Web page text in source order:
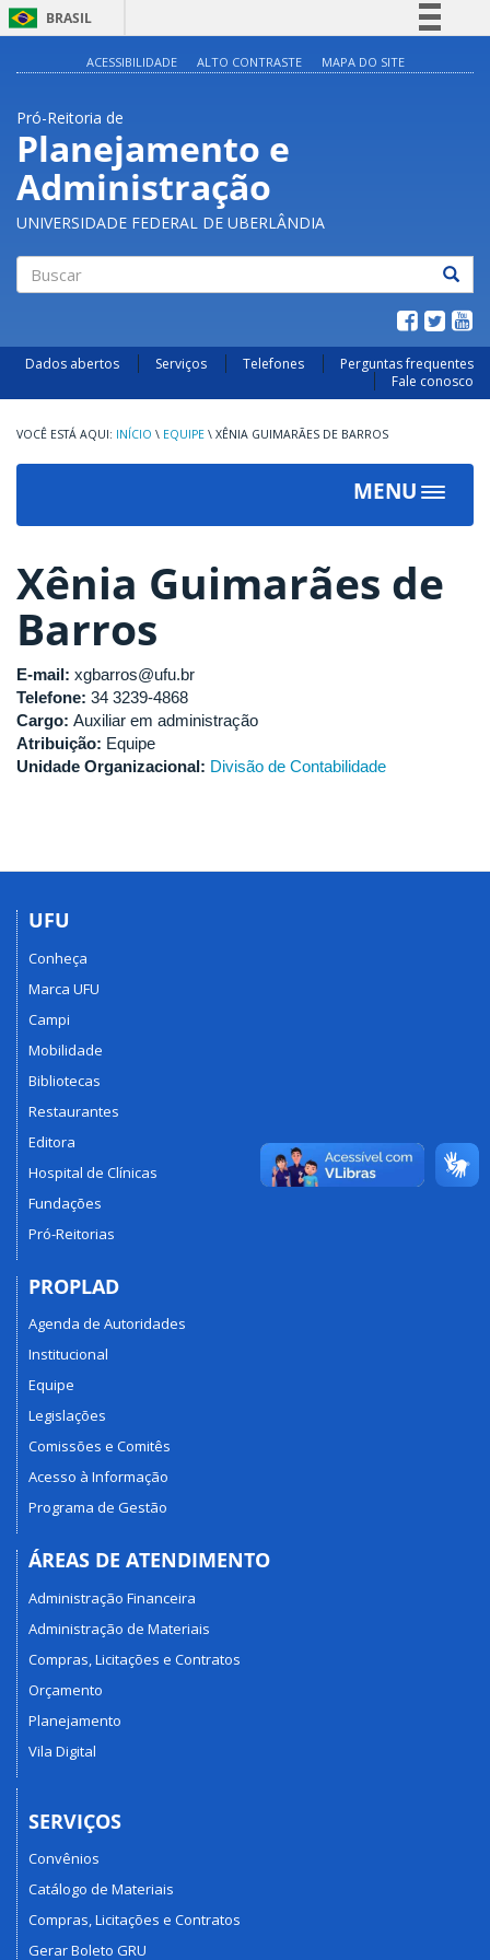
BRASIL
Acesso à informação
ACESSIBILIDADE ALTO CONTRASTE MAPA DO SITE
Pró-Reitoria de
Planejamento e
Administração
UNIVERSIDADE FEDERAL DE UBERLÂNDIA
Dados abertos Serviços Telefones
Perguntas frequentes
Fale conosco
INÍCIO \ EQUIPE \ XÊNIA GUIMARÃES DE BARROS
MENU
Toggle
Xênia Guimarães de
Barros
E-mail: xgbarros@ufu.br
Telefone: 34 3239-4868
Cargo: Auxiliar em administração
Atribuição: Equipe
Unidade Organizacional: Divisão de Contabilidade
UFU
Conheça
Marca UFU
Campi
Mobilidade
Bibliotecas
Restaurantes
Editora
Hospital de Clínicas
Fundações
Pró-Reitorias
PROPLAD
Agenda de Autoridades
Institucional
Equipe
Legislações
Comissões e Comitês
Acesso à Informação
Programa de Gestão
ÁREAS DE ATENDIMENTO
Administração Financeira
Administração de Materiais
Compras, Licitações e Contratos
Orçamento
Planejamento
Vila Digital
SERVIÇOS
Convênios
Catálogo de Materiais
Compras, Licitações e Contratos
Gerar Boleto GRU